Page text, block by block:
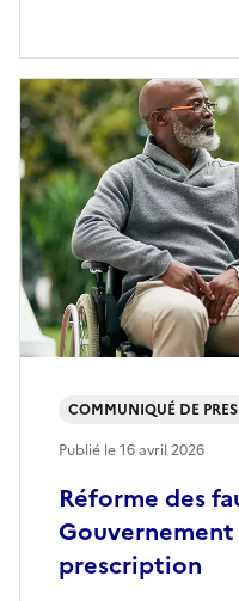
Réforme des
Gouvernement
prescription
COMMUNIQUÉ DE
Publié le16 avril 2026